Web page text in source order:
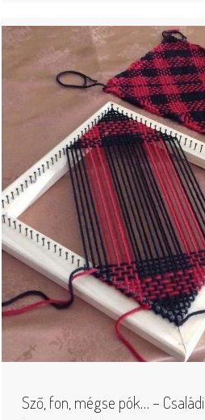
Sző, fon, mégse pók… – Családi